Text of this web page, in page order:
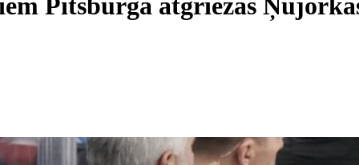
Pitsburgā atgriežas